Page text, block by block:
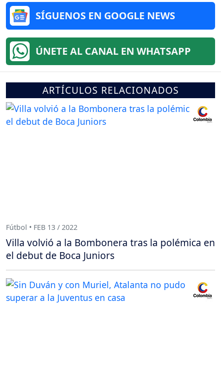
SÍGUENOS EN GOOGLE NEWS
ÚNETE AL CANAL EN WHATSAPP
ARTÍCULOS RELACIONADOS
Fútbol • FEB 13 / 2022
Villa volvió a la Bombonera tras la polémica en
el debut de Boca Juniors